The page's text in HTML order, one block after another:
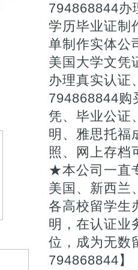
794868844办
学历毕业证制
单制作实体公
美国大学文凭
办理真实认证
794868844购
凭、毕业公证
明、雅思托福
照、网上存档
★本公司一直
美国、新西兰
各高校留学生
明，在认证业
位，成为无数
794868844】